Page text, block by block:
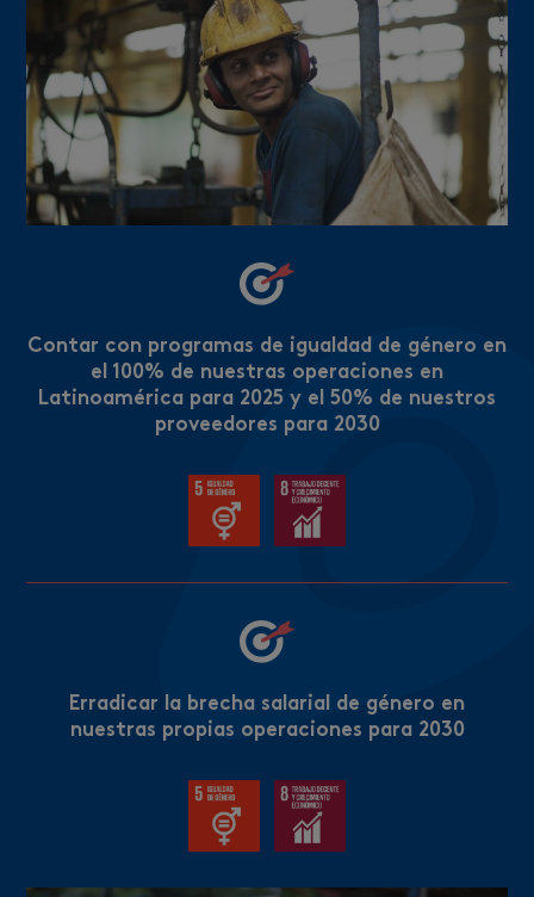
Contar con programas de igualdad de género en
el 100% de nuestras operaciones en
Latinoamérica para 2025 y el 50% de nuestros
proveedores para 2030
Erradicar la brecha salarial de género en
nuestras propias operaciones para 2030